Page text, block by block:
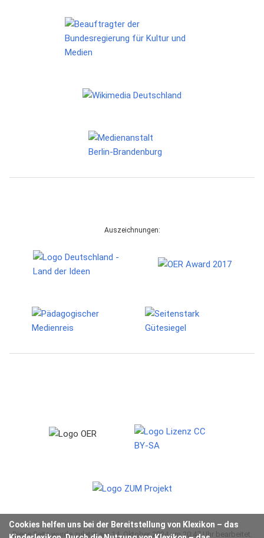
Cookies helfen uns bei der Bereitstellung von Klexikon – das
Auszeichnungen:
Diese Seite wurde zuletzt am 14. Oktober 2024 um 20:47 Uhr bearbeitet.